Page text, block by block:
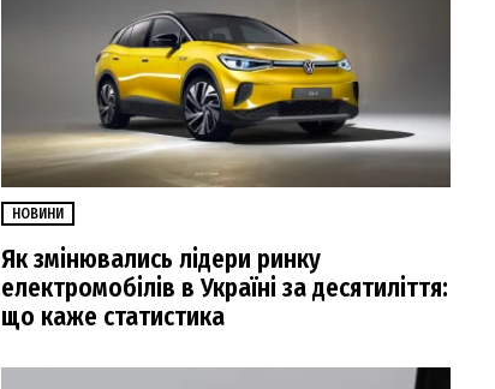
НОВИНИ
Як змінювались лідери ринку
електромобілів в Україні за десятиліття:
що каже статистика